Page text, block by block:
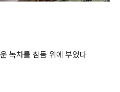
녹차를 참돔 위에 부었다